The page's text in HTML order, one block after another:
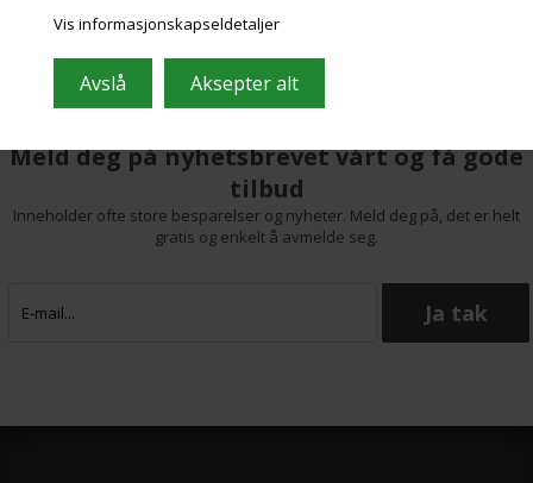
Vis informasjonskapseldetaljer
Meld deg på nyhetsbrevet vårt og få gode
tilbud
Inneholder ofte store besparelser og nyheter. Meld deg på, det er helt
gratis og enkelt å avmelde seg.